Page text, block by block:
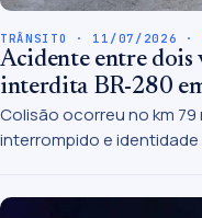
TRÂNSITO · 11/07/2026 ·
Acidente entre dois
interdita BR-280
Colisão ocorreu no km
interrompido e